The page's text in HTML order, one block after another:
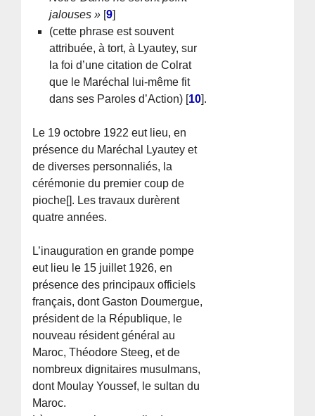
jalouses » [9]
(cette phrase est souvent
attribuée, à tort, à Lyautey, sur
la foi d’une citation de Colrat
que le Maréchal lui-même fit
dans ses Paroles d’Action) [10].
Le 19 octobre 1922 eut lieu, en
présence du Maréchal Lyautey et
de diverses personnaliés, la
cérémonie du premier coup de
pioche[]. Les travaux durèrent
quatre années.
L’inauguration en grande pompe
eut lieu le 15 juillet 1926, en
présence des principaux officiels
français, dont Gaston Doumergue,
président de la République, le
nouveau résident général au
Maroc, Théodore Steeg, et de
nombreux dignitaires musulmans,
dont Moulay Youssef, le sultan du
Maroc.